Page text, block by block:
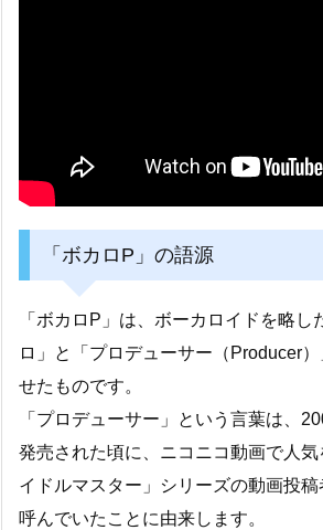
「ボカロP」の語源
「ボカロP」は、ボーカロイドを略し
ロ」と「プロデューサー（Producer
せたものです。
「プロデューサー」という言葉は、
発売された頃に、ニコニコ動画で人
イドルマスター」シリーズの動画投
呼んでいたことに由来します。